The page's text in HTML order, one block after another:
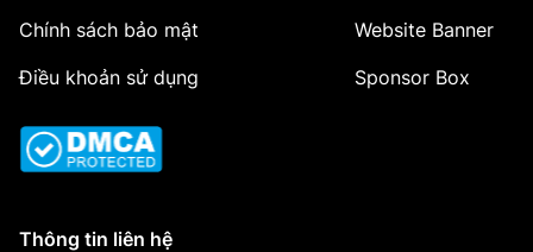
Chính sách bảo mật
Điều khoản sử dụng
Website Banner
Sponsor Box
Thông tin liên hệ